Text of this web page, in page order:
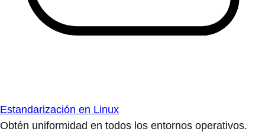
Estandarización en Linux
Obtén uniformidad en todos los entornos operativos.